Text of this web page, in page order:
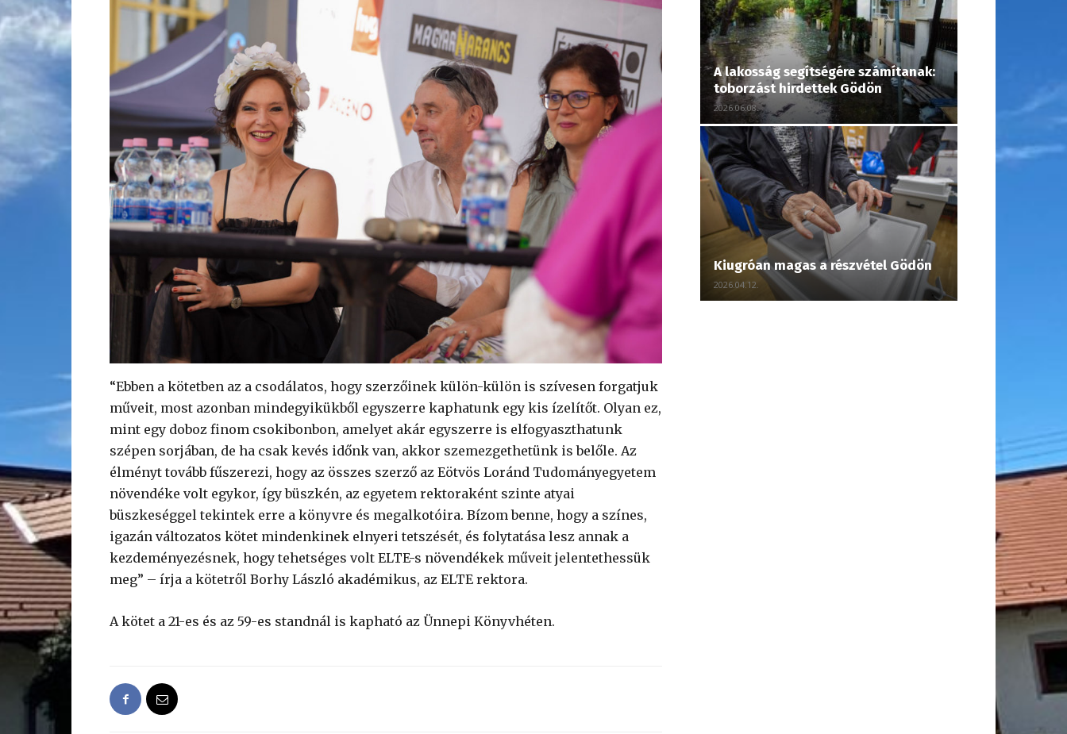
“Ebben a kötetben az a csodálatos, hogy szerzőinek külön-külön is szívesen forgatjuk
műveit, most azonban mindegyikükből egyszerre kaphatunk egy kis ízelítőt. Olyan ez,
mint egy doboz finom csokibonbon, amelyet akár egyszerre is elfogyaszthatunk
szépen sorjában, de ha csak kevés időnk van, akkor szemezgethetünk is belőle. Az
élményt tovább fűszerezi, hogy az összes szerző az Eötvös Loránd Tudományegyetem
növendéke volt egykor, így büszkén, az egyetem rektoraként szinte atyai
büszkeséggel tekintek erre a könyvre és megalkotóira. Bízom benne, hogy a színes,
igazán változatos kötet mindenkinek elnyeri tetszését, és folytatása lesz annak a
kezdeményezésnek, hogy tehetséges volt ELTE-s növendékek műveit jelentethessük
meg” – írja a kötetről Borhy László akadémikus, az ELTE rektora.
A kötet a 21-es és az 59-es standnál is kapható az Ünnepi Könyvhéten.
A lakosság segítségére számítanak:
toborzást hirdettek Gödön
2026.06.08.
Kiugróan magas a részvétel Gödön
2026.04.12.